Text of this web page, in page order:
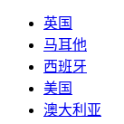
英国
马耳他
西班牙
美国
澳大利亚